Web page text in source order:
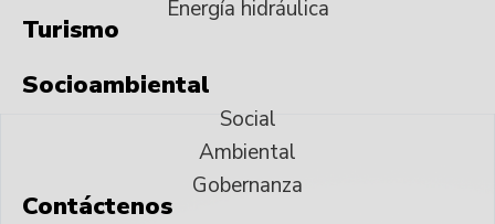
Energía hidráulica
Turismo
Socioambiental
Social
Ambiental
Gobernanza
Contáctenos